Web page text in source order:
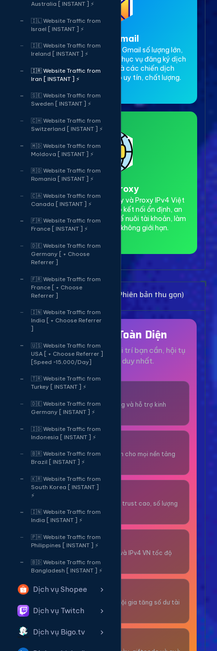
Australia [ INSTANT ] ⚡
🇮🇱 Website Traffic from
Israel [ INSTANT ] ⚡
🇮🇪 Website Traffic from
Ireland [ INSTANT ] ⚡
🇮🇷 Website Traffic from
Iran [ INSTANT ] ⚡
🇸🇪 Website Traffic from
Sweden [ INSTANT ] ⚡
🇨🇭 Website Traffic from
Switzerland [ INSTANT ] ⚡
🇲🇩 Website Traffic from
Moldova [ INSTANT ] ⚡
🇷🇴 Website Traffic from
Romania [ INSTANT ] ⚡
🇨🇦 Website Traffic from
Canada [ INSTANT ] ⚡
🇫🇷 Website Traffic from
France [ INSTANT ] ⚡
🇩🇪 Website Traffic from
Germany [ + Choose
Referrer ]
🇫🇷 Website Traffic from
France [ + Choose
Referrer ]
🇮🇳 Website Traffic from
India [ + Choose Referrer
🇺🇸 Website Traffic from
USA [ + Choose Referrer ]
[Speed ~15,000/Day]
🇹🇷 Website Traffic from
Turkey [ INSTANT ] ⚡
🇩🇪 Website Traffic from
Germany [ INSTANT ] ⚡
🇮🇩 Website Traffic from
Indonesia [ INSTANT ] ⚡
🇧🇷 Website Traffic from
Brazil [ INSTANT ] ⚡
🇰🇷 Website Traffic from
South Korea [ INSTANT ]
⚡
🇮🇳 Website Traffic from
India [ INSTANT ] ⚡
🇵🇭 Website Traffic from
Philippines [ INSTANT ] ⚡
🇧🇩 Website Traffic from
Bangladesh [ INSTANT ] ⚡
Dịch vụ Shopee
Dịch vụ Twitch
Dịch vụ Bigo.tv
3. Thuê Gmail
Dịch vụ cho thuê tài khoản Gmail số lượng lớn,
Gmail cổ, có độ trust cao. Phục vụ đăng ký dịch
vụ, xác minh tài khoản và các chiến dịch
marketing online. Đảm bảo uy tín, chất lượng.
4. Thuê Proxy
Cho thuê Proxy dân cư xoay và Proxy IPv4 Việt
Nam tốc độ cao. Đảm bảo kết nối ổn định, an
toàn và ẩn danh, phù hợp để nuôi tài khoản, làm
MMO và truy cập web không giới hạn.
Bảng Dịch Vụ Mạng Xã Hội (Phiên bản thu gọn)
Hệ Sinh Thái Toàn Diện
Mọi dịch vụ, tiện ích và giải trí bạn cần, hội tụ
tại một nền tảng duy nhất.
1000+ Dịch Vụ
Công cụ tăng trưởng và hỗ trợ kinh
doanh online.
Thuê OTP SĐT
Nhận code xác minh cho mọi nền tảng
tức thì.
OTP/Mua Gmail
Tài khoản gmail cổ, trust cao, số lượng
lớn.
Thuê Proxy
Proxy dân cư xoay và IPv4 VN tốc độ
cao.
Giải Trí
Thư giãn và có cơ hội gia tăng số dư tài
khoản.